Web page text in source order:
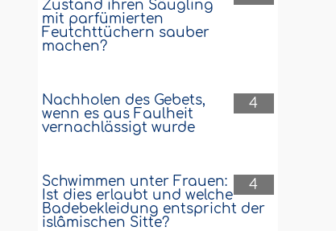
Zustand ihren Säugling
mit parfümierten
Feutchttüchern sauber
machen?
4
Nachholen des Gebets,
wenn es aus Faulheit
vernachlässigt wurde
4
Schwimmen unter Frauen:
Ist dies erlaubt und welche
Badebekleidung entspricht der
islâmischen Sitte?